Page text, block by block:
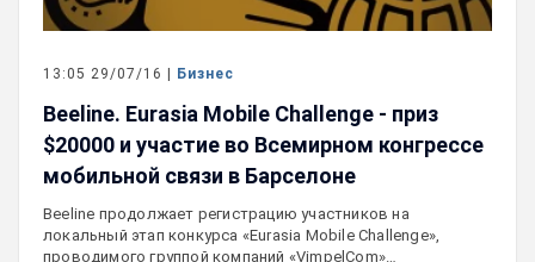
13:05 29/07/16 | Бизнес
Beeline. Eurasia Mobile Challenge - приз
$20000 и участие во Всемирном конгрессе
мобильной связи в Барселоне
Beeline продолжает регистрацию участников на
локальный этап конкурса «Eurasia Mobile Challenge»,
проводимого группой компаний «VimpelCom»…